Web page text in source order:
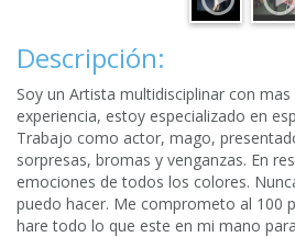
Descripción:
Soy un Artista multidisciplinar con
experiencia, estoy especializado en
Trabajo como actor, mago,
sorpresas, bromas y venganzas. En
emociones de todos los colores.
puedo hacer. Me comprometo al 100
hare todo lo que este en mi mano